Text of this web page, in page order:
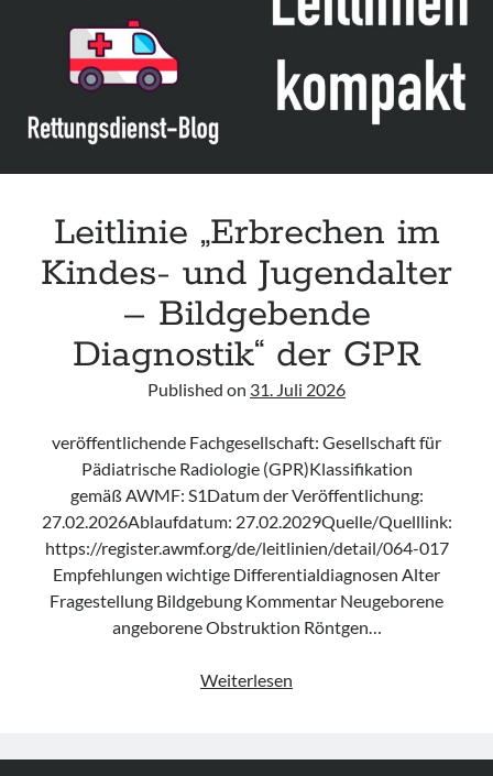
Assessment and Management in the Emergency Department“ der IAEM
Leitlinie „Use of VV ECMO in paediatric patients for the treatment of
acute respiratory failure“ der Polish Society of Anaesthesiology and
Intensive Therapy
Leitlinie „Management of Hypercalcaemia in Adult Patients in the
Emergency Department“ der IAEM
Leitlinie „Behavioural Emergencies in Emergency Departments“ der IFEM
Leitlinie „Erbrechen im
Kindes- und Jugendalter
– Bildgebende
Diagnostik“ der GPR
Published on 31. Juli 2026
veröffentlichende Fachgesellschaft: Gesellschaft für
Pädiatrische Radiologie (GPR)Klassifikation
gemäß AWMF: S1Datum der Veröffentlichung:
27.02.2026Ablaufdatum: 27.02.2029Quelle/Quelllink:
https://register.awmf.org/de/leitlinien/detail/064-017
Empfehlungen wichtige Differentialdiagnosen Alter
Fragestellung Bildgebung Kommentar Neugeborene
angeborene Obstruktion Röntgen…
Weiterlesen
Kindes-